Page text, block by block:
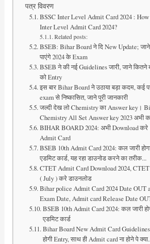
पत्र विवरण
BSSC Inter Level Admit Card 2024 :
Inter Level Admit Card 2024?
Related posts:
BSEB: Bihar Board ने दि New Update;
पाएंगे 2024 के Exam
BSEB ने की नई Guidelines जारी, जाने कितने
को Entry
इस बार Bihar Board ने उठाया बड़ा कदम, कई
exam से निष्कासित, जाने पूरी जानकारी
जल्दी देख लो Chemistry का Answer key।
Chemistry All Set Answer key 2023 अभी
BIHAR BOARD 2024: अभी Download करे
Admit Card
BSEB 10th Admit Card 2024: कल जारी होगा
एडमिट कार्ड, यह रहा डाउनोड करने का तरीक...
CTET Admit Card Download 2024, CTET
( July ) करे डाउनलोड
Bihar police Admit Card 2024 Date OUT
Exam Date, Admit card Release Date
BSEB 10th Admit Card 2024: कल जारी होगा
एडमिट कार्ड
Bihar Board New Admit Card
होगी Entry, साथ ही Admit card ना होने पे